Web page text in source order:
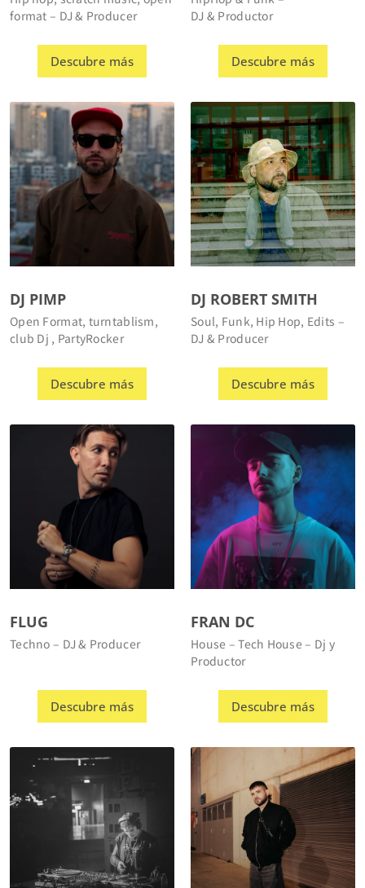
DJ PIMP
Open Format, turntablism,
club Dj , PartyRocker
DJ ROBERT SMITH
Soul, Funk, Hip Hop, Edits –
DJ & Producer
FLUG
Techno – DJ & Producer
FRAN DC
House – Tech House – Dj y
Productor